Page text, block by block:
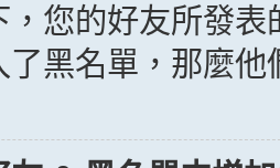
，您的好友所發
了黑名單，那麼